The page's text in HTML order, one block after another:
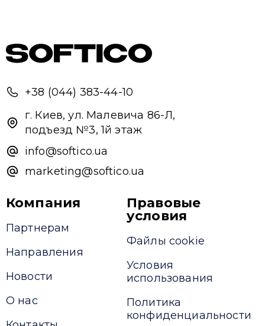
+38 (044) 383-44-10
г. Киев, ул. Малевича 86-Л,
подъезд №3, 1й этаж
info@softico.ua
marketing@softico.ua
Компания
Партнерам
Направления
Новости
О нас
Правовые
условия
Файлы cookie
Условия
использования
Политика
конфиденциальности